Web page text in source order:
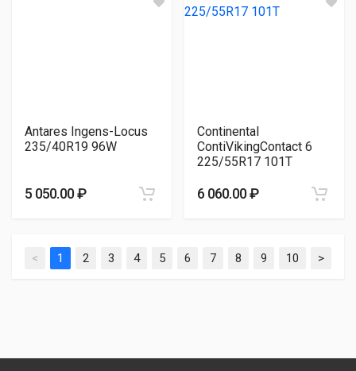
Antares Ingens-Locus
235/40R19 96W
5 050.00 ₽
Continental
ContiVikingContact 6
225/55R17 101T
6 060.00 ₽
< 1 2 3 4 5 6 7 8 9 10 >